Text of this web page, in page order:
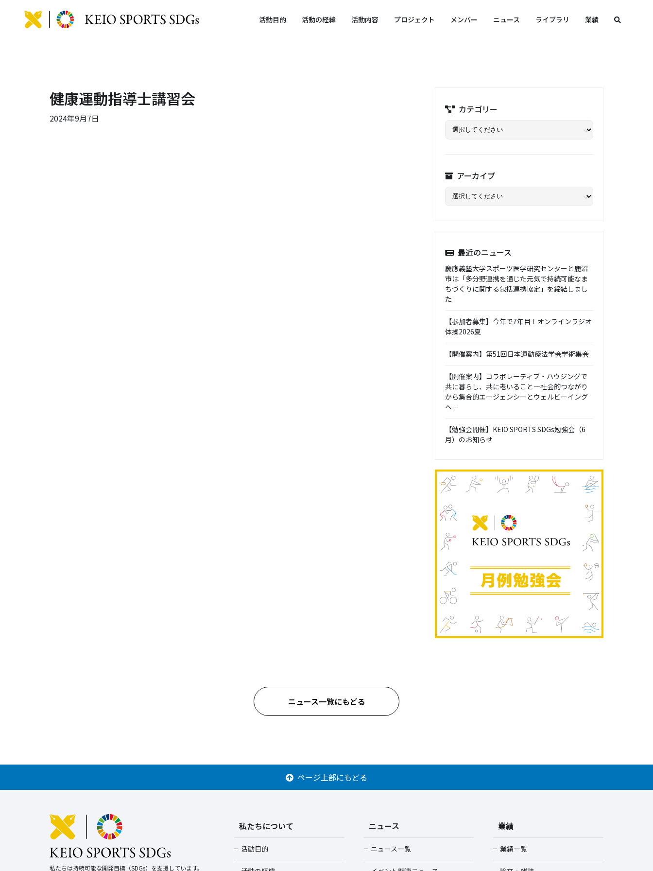
KEIO SPORTS SDGs活動目的 活動の経緯 活動内容 プロジェクト メンバー ニュース ライブラリ 業績
健康運動指導士講習会
2024年9月7日
カテゴリー
アーカイブ
最近のニュース
慶應義塾大学スポーツ医学研究センターと鹿沼
市は「多分野連携を通じた元気で持続可能なま
ちづくりに関する包括連携協定」を締結しまし
た
【参加者募集】今年で7年目！オンラインラジオ
体操2026夏
【開催案内】第51回日本運動療法学会学術集会
【開催案内】コラボレーティブ・ハウジングで
共に暮らし、共に老いること―社会的つながり
から集合的エージェンシーとウェルビーイング
へ―
【勉強会開催】KEIO SPORTS SDGs勉強会（6
月）のお知らせ
ニュース一覧にもどる
ページ上部にもどる
私たちは持続可能な開発目標（SDGs）を支援しています。
私たちについて
活動目的
ニュース
ニュース一覧
業績
業績一覧